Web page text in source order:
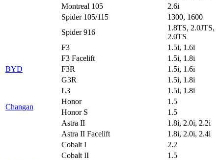
Montreal 105
2.6i
Spider 105/115
1300, 1600
Spider 916
1.8TS, 2.0JTS,
2.0TS
BYD
F3
1.5i, 1.6i
F3 Facelift
1.5i, 1.8i
F3R
1.5i, 1.6i
G3R
1.5i, 1.8i
L3
1.5i, 1.8i
Changan
Honor
1.5
Honor S
1.5
Astra II
1.8i, 2.0i, 2.2i
Astra II Facelift
1.8i, 2.0i, 2.4i
Cobalt I
2.2
Cobalt II
1.5